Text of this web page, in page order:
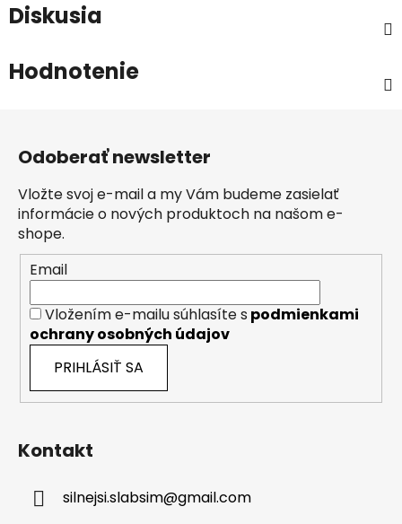
Diskusia
Hodnotenie
Odoberať newsletter
Vložte svoj e-mail a my Vám budeme zasielať
informácie o nových produktoch na našom e-
shope.
Email
Vložením e-mailu súhlasíte s podmienkami
ochrany osobných údajov
PRIHLÁSIŤ SA
Kontakt
silnejsi.slabsim@gmail.com